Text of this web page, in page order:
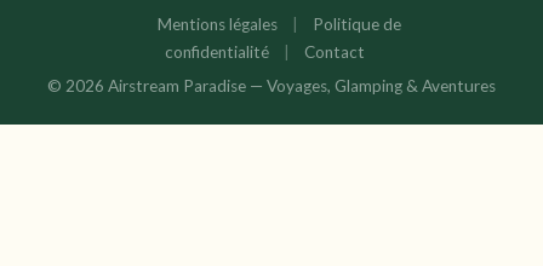
Mentions légales
Politique de
confidentialité
Contact
© 2026 Airstream Paradise — Voyages, Glamping & Aventures